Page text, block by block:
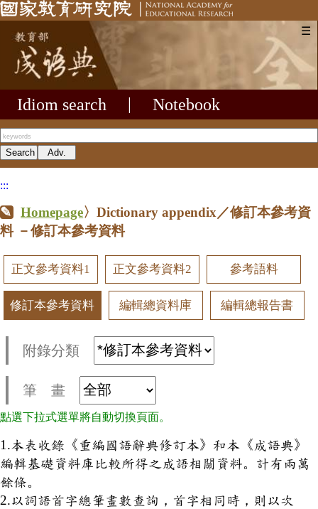
☰
Idiom search Notebook
:::
Homepage〉Dictionary appendix／修訂本參考資
料 －修訂本參考資料
正文參考資料1 正文參考資料2 參考語料
修訂本參考資料 編輯總資料庫 編輯總報告書
附錄分類
筆 畫
點選下拉式選單將自動切換頁面。
1.本表收錄《重編國語辭典修訂本》和本《成語典》
編輯基礎資料庫比較所得之成語相關資料。計有兩萬
餘條。
2.以詞語首字總筆畫數查詢，首字相同時，則以次